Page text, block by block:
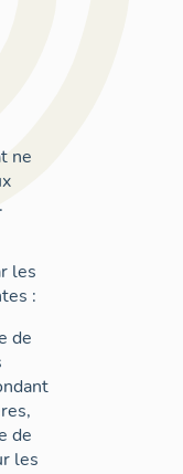
ne
les
:
de
de
les